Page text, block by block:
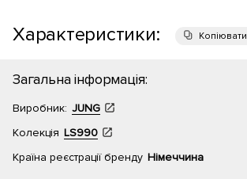
Характеристики: Копіювати
Загальна інформація:
Виробник: JUNG
Колекція LS990
Країна реєстрації бренду Німеччина